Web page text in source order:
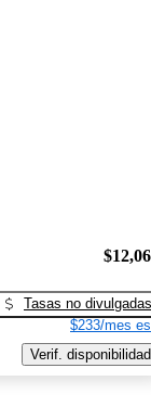
Tasas no divulgadas
$233/mes
Verif. disponibilidad